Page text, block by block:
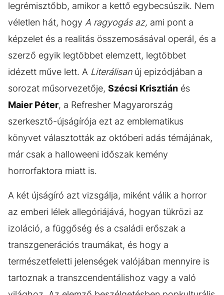
legrémisztőbb, amikor a kettő egybecsúszik. Nem
véletlen hát, hogy A ragyogás az, ami pont a
képzelet és a realitás összemosásával operál, és a
szerző egyik legtöbbet elemzett, legtöbbet
idézett műve lett. A Literálisanúj epizódjában a
sorozat műsorvezetője, Szécsi Krisztián és
Maier Péter, a Refresher Magyarország
szerkesztő-újságírója ezt az emblematikus
könyvet választották az októberi adás témájának,
már csak a halloweeni időszak kemény
horrorfaktora miatt is.
A két újságíró azt vizsgálja, miként válik a horror
az emberi lélek allegóriájává, hogyan tükrözi az
izoláció, a függőség és a családi erőszak a
transzgenerációs traumákat, és hogy a
természetfeletti jelenségek valójában mennyire is
tartoznak a transzcendentálishoz vagy a való